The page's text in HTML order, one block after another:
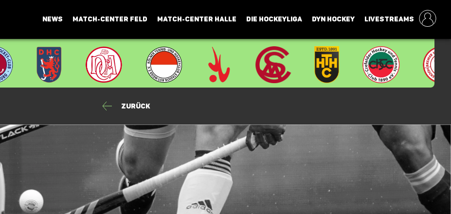
NEWS MATCH-CENTER FELD MATCH-CENTER HALLE DIE HOCKEYLIGA DYN HOCKEY LIVESTREAMS
Zurück